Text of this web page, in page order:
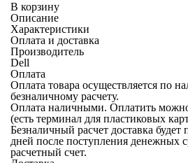
В корзину
Описание
Характеристики
Оплата и доставка
Производитель
Dell
Оплата
Оплата товара осуществляется по
безналичному расчету.
Оплата наличными. Оплатить
(есть терминал для пластиковых
Безналичный расчет доставка будет
дней после поступления денежных
расчетный счет.